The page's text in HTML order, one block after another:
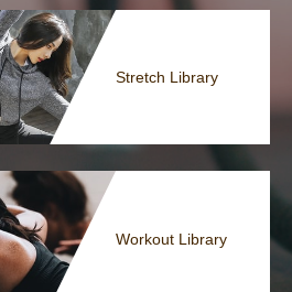
Stretch Library
Workout Library